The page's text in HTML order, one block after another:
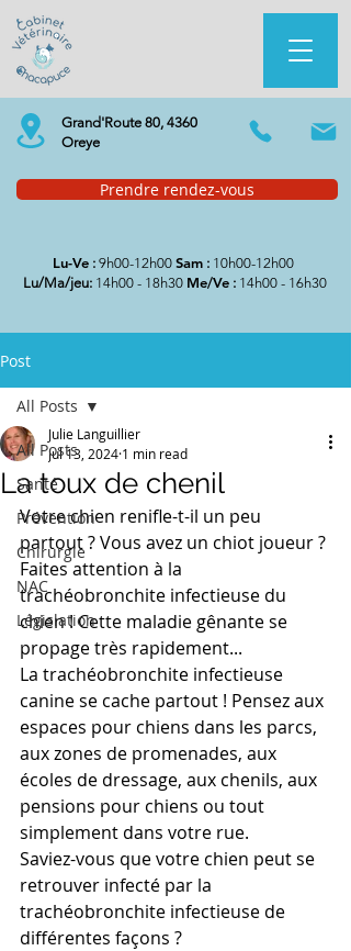
Grand'Route 80, 4360
Oreye
Prendre rendez-vous
Lu-Ve: 9h00-12h00 Sam: 10h00-12h00
Lu/Ma/jeu: 14h00 - 18h30 Me/Ve: 14h00 - 16h30
Post
All Posts
Santé
Prévention
Chirurgie
NAC
Législation
All Posts
La toux de chenil
Julie Languillier
Jul 13, 2024 1 min read
Votre chien renifle-t-il un peu
partout ? Vous avez un chiot joueur ?
Faites attention à la
trachéobronchite infectieuse du
chien ! Cette maladie gênante se
propage très rapidement...
La trachéobronchite infectieuse
canine se cache partout ! Pensez aux
espaces pour chiens dans les parcs,
aux zones de promenades, aux
écoles de dressage, aux chenils, aux
pensions pour chiens ou tout
simplement dans votre rue.
Saviez-vous que votre chien peut se
retrouver infecté par la
trachéobronchite infectieuse de
différentes façons ?